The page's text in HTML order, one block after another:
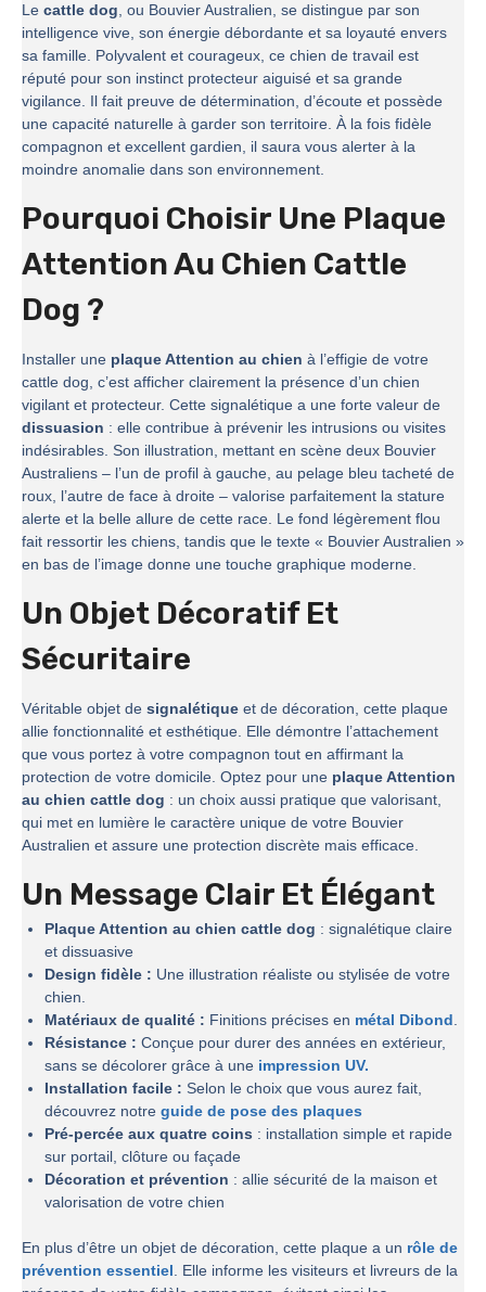
Le cattle dog, ou Bouvier Australien, se distingue par son
intelligence vive, son énergie débordante et sa loyauté envers
sa famille. Polyvalent et courageux, ce chien de travail est
réputé pour son instinct protecteur aiguisé et sa grande
vigilance. Il fait preuve de détermination, d’écoute et possède
une capacité naturelle à garder son territoire. À la fois fidèle
compagnon et excellent gardien, il saura vous alerter à la
moindre anomalie dans son environnement.
Pourquoi Choisir Une Plaque
Attention Au Chien Cattle
Dog ?
Installer une plaque Attention au chien à l’effigie de votre
cattle dog, c’est afficher clairement la présence d’un chien
vigilant et protecteur. Cette signalétique a une forte valeur de
dissuasion : elle contribue à prévenir les intrusions ou visites
indésirables. Son illustration, mettant en scène deux Bouvier
Australiens – l’un de profil à gauche, au pelage bleu tacheté de
roux, l’autre de face à droite – valorise parfaitement la stature
alerte et la belle allure de cette race. Le fond légèrement flou
fait ressortir les chiens, tandis que le texte « Bouvier Australien »
en bas de l’image donne une touche graphique moderne.
Un Objet Décoratif Et
Sécuritaire
Véritable objet de signalétique et de décoration, cette plaque
allie fonctionnalité et esthétique. Elle démontre l’attachement
que vous portez à votre compagnon tout en affirmant la
protection de votre domicile. Optez pour une plaque Attention
au chien cattle dog : un choix aussi pratique que valorisant,
qui met en lumière le caractère unique de votre Bouvier
Australien et assure une protection discrète mais efficace.
Un Message Clair Et Élégant
Plaque Attention au chien cattle dog : signalétique claire
et dissuasive
Design fidèle : Une illustration réaliste ou stylisée de votre
chien.
Matériaux de qualité : Finitions précises en métal Dibond.
Résistance : Conçue pour durer des années en extérieur,
sans se décolorer grâce à une impression UV.
Installation facile : Selon le choix que vous aurez fait,
découvrez notre guide de pose des plaques
Pré-percée aux quatre coins : installation simple et rapide
sur portail, clôture ou façade
Décoration et prévention : allie sécurité de la maison et
valorisation de votre chien
En plus d’être un objet de décoration, cette plaque a un rôle de
prévention essentiel. Elle informe les visiteurs et livreurs de la